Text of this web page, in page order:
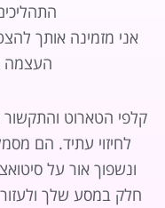
אני מזמינה אותך
העצמה
קלפי הטארוט והתקשור
לחיזוי עתיד. הם
ונשפוך אור על
חלק במסע שלך